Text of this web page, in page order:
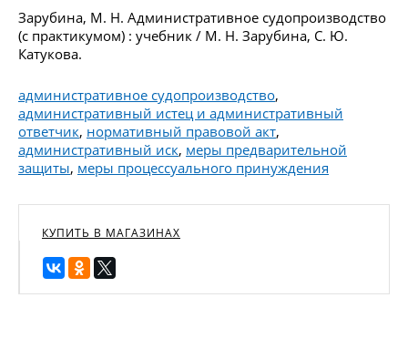
Зарубина, М. Н. Административное судопроизводство
(с практикумом) : учебник / М. Н. Зарубина, С. Ю.
Катукова.
административное судопроизводство,
административный истец и административный
ответчик, нормативный правовой акт,
административный иск, меры предварительной
защиты, меры процессуального принуждения
КУПИТЬ В МАГАЗИНАХ